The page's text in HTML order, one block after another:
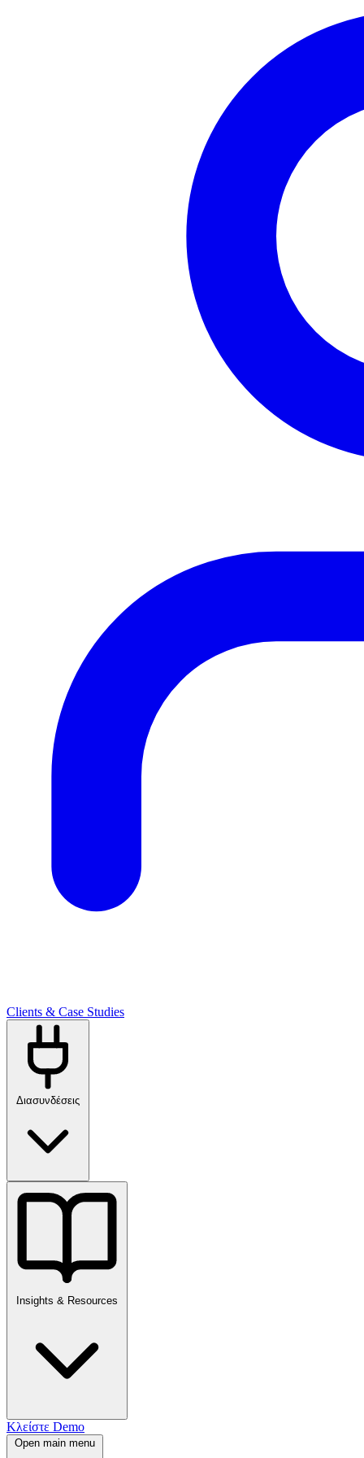
Clients & Case Studies
Διασυνδέσεις
Insights & Resources
Κλείστε Demo
Open main menu